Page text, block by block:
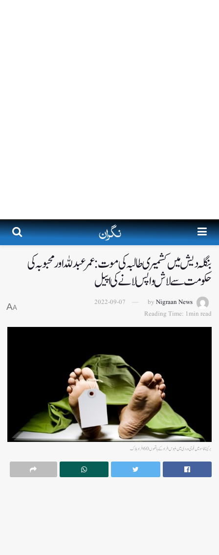
بنگلہ دیش میں کشمیری طالبہ کی موت: عمر عبدللہ اور محبوبہ کی
حکومت سے لاش واپس لانے کی اپیل
by Nigraan News
2022-09-07
Reading Time: 1min read
A
A
برکینا فاسو میں فوجی وردی میں ملبوس افراد کے ہاتھوں 60 افراد ہلاک